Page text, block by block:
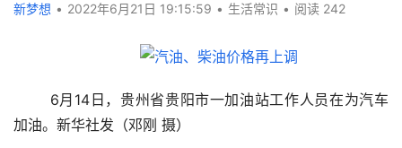
新梦想 • 2022年6月21日 19:15:59 • 生活常识 • 阅读 242
加油。新华社发（邓刚 摄）